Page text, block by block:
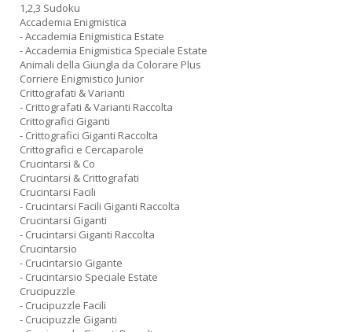
1,2,3 Sudoku
Accademia Enigmistica
- Accademia Enigmistica Estate
- Accademia Enigmistica Speciale Estate
Animali della Giungla da Colorare Plus
Corriere Enigmistico Junior
Crittografati & Varianti
- Crittografati & Varianti Raccolta
Crittografici Giganti
- Crittografici Giganti Raccolta
Crittografici e Cercaparole
Crucintarsi & Co
Crucintarsi & Crittografati
Crucintarsi Facili
- Crucintarsi Facili Giganti Raccolta
Crucintarsi Giganti
- Crucintarsi Giganti Raccolta
Crucintarsio
- Crucintarsio Gigante
- Crucintarsio Speciale Estate
Crucipuzzle
- Crucipuzzle Facili
- Crucipuzzle Giganti